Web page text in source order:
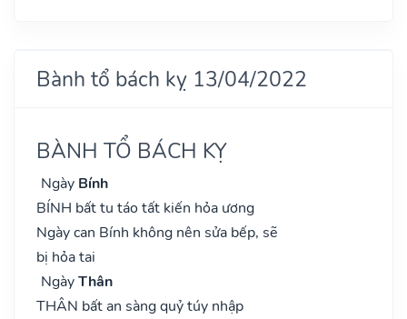
Bành tổ bách kỵ 13/04/2022
BÀNH TỔ BÁCH KỴ
Ngày Bính
BÍNH bất tu táo tất kiến hỏa ương
Ngày can Bính không nên sửa bếp, sẽ
bị hỏa tai
NgàyThân
THÂN bất an sàng quỷ túy nhập